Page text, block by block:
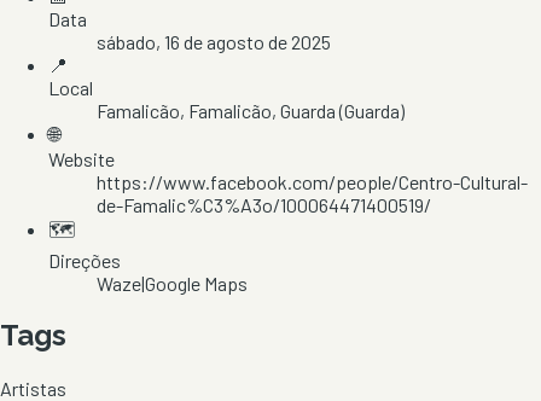
Data
sábado, 16 de agosto de 2025
📍
Local
Famalicão, Famalicão, Guarda(Guarda)
🌐
Website
https://www.facebook.com/people/Centro-Cultural-
de-Famalic%C3%A3o/100064471400519/
🗺️
Direções
Waze|Google Maps
Tags
Artistas